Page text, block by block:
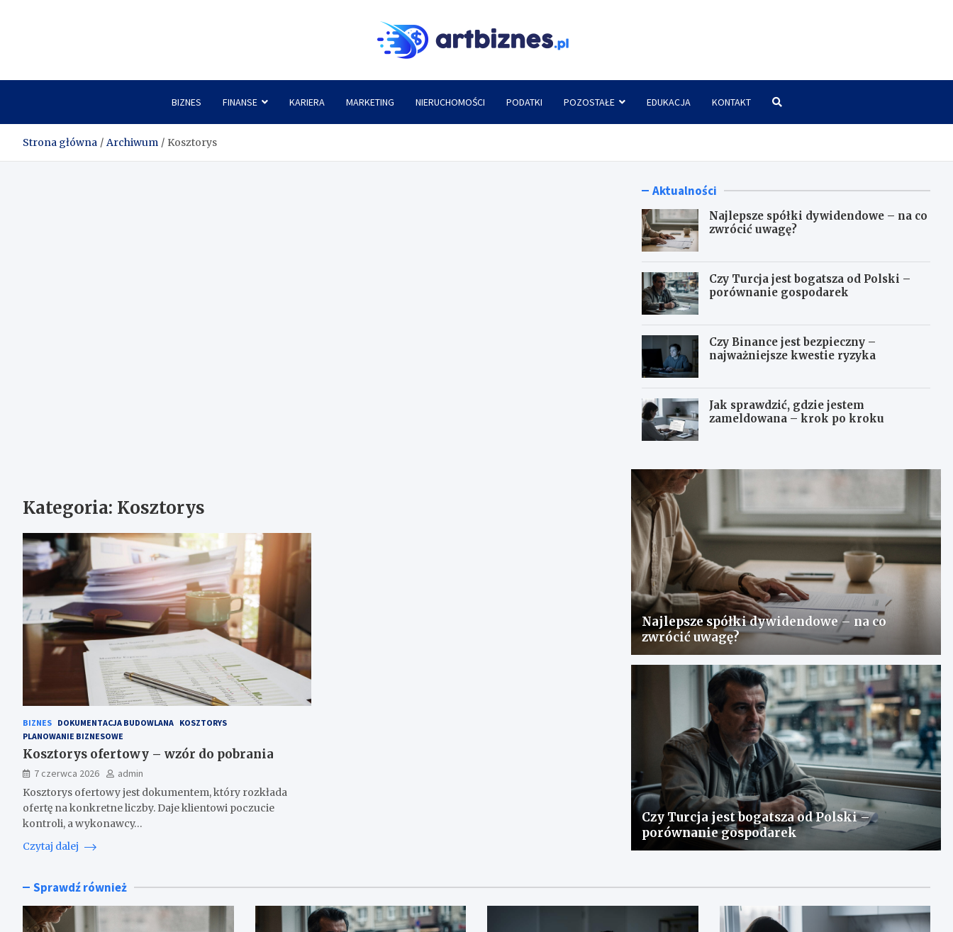
BIZNES FINANSE KARIERA MARKETING NIERUCHOMOŚCI PODATKI POZOSTAŁE EDUKACJA KONTAKT
Strona główna Archiwum Kosztorys
Kategoria: Kosztorys
BIZNES DOKUMENTACJA BUDOWLANA KOSZTORYS
PLANOWANIE BIZNESOWE
Kosztorys ofertowy – wzór do pobrania
7 czerwca 2026
admin
Kosztorys ofertowy jest dokumentem, który rozkłada
ofertę na konkretne liczby. Daje klientowi poczucie
kontroli, a wykonawcy…
Czytaj dalej
Aktualności
Najlepsze spółki dywidendowe – na co
zwrócić uwagę?
Czy Turcja jest bogatsza od Polski –
porównanie gospodarek
Czy Binance jest bezpieczny –
najważniejsze kwestie ryzyka
Jak sprawdzić, gdzie jestem
zameldowana – krok po kroku
Najlepsze spółki dywidendowe – na co
zwrócić uwagę?
Czy Turcja jest bogatsza od Polski –
porównanie gospodarek
Sprawdź również